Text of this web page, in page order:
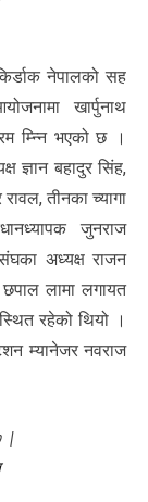
नेपालको सह
खार्पुनाथ
म्न्नि भएको छ ।
ज्ञान बहादुर सिंह,
तीनका च्यागा
जुनराज
अध्यक्ष राजन
लामा लगायत
रहेको थियो ।
म्यानेजर नवराज
|